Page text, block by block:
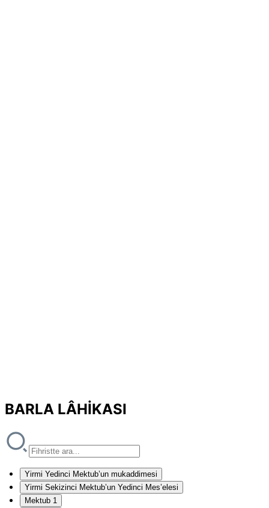
BARLA LÂHİKASI
Yirmi Yedinci Mektub’un mukaddimesi
Yirmi Sekizinci Mektub’un Yedinci Mes’elesi
Mektub 1